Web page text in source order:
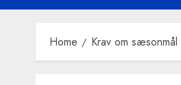
Home Krav om